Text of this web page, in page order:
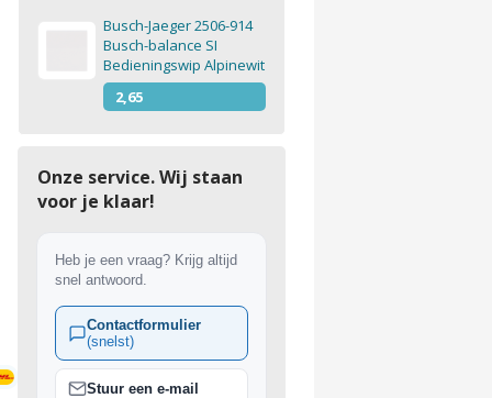
Busch-Jaeger 2506-914
Busch-balance SI
Bedieningswip Alpinewit
2,65
Onze service. Wij staan
voor je klaar!
Heb je een vraag? Krijg altijd
snel antwoord.
Contactformulier
(snelst)
Stuur een e-mail